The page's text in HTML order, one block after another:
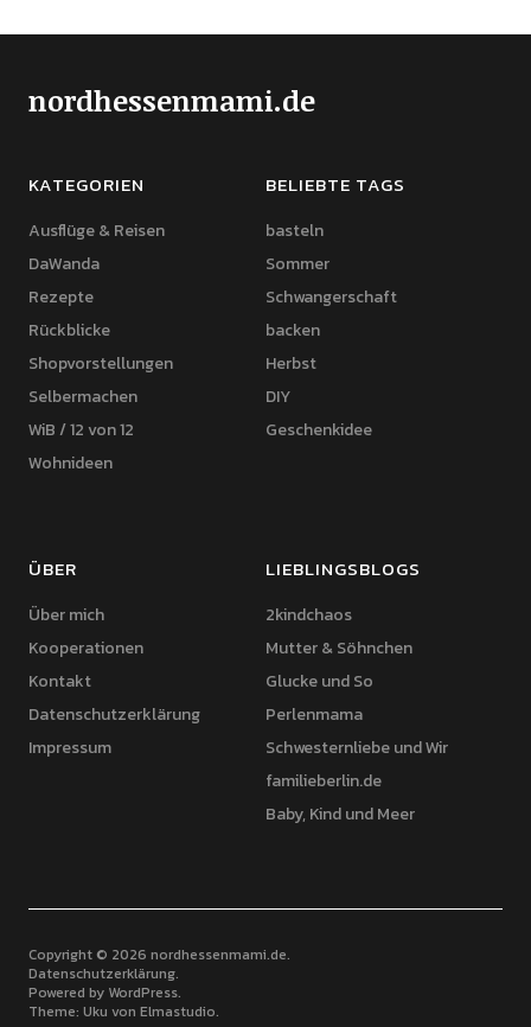
nordhessenmami.de
KATEGORIEN
Ausflüge & Reisen
DaWanda
Rezepte
Rückblicke
Shopvorstellungen
Selbermachen
WiB / 12 von 12
Wohnideen
BELIEBTE TAGS
basteln
Sommer
Schwangerschaft
backen
Herbst
DIY
Geschenkidee
ÜBER
Über mich
Kooperationen
Kontakt
Datenschutzerklärung
Impressum
LIEBLINGSBLOGS
2kindchaos
Mutter & Söhnchen
Glucke und So
Perlenmama
Schwesternliebe und Wir
familieberlin.de
Baby, Kind und Meer
Copyright © 2026 nordhessenmami.de
Datenschutzerklärung
Powered by WordPress
Theme: Uku von Elmastudio